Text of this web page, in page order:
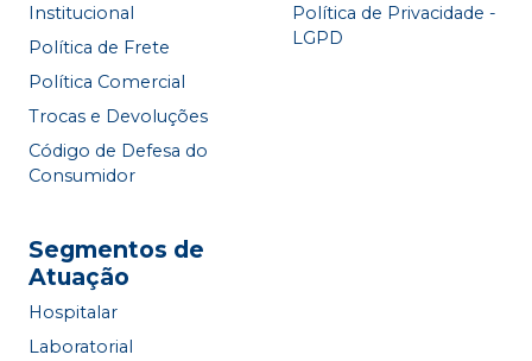
Institucional
Política de Frete
Política Comercial
Trocas e Devoluções
Código de Defesa do
Consumidor
Política de Privacidade -
LGPD
Segmentos de
Atuação
Hospitalar
Laboratorial